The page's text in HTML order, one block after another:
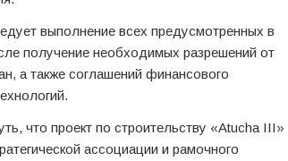
выполнение всех предусмотренных в
получение необходимых разрешений от
а также соглашений финансового
что проект по строительству «Atucha III»
ассоциации и рамочного